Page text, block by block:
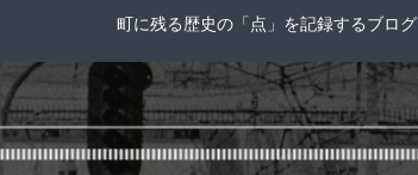
町に残る歴史の「点」を記録するブログ